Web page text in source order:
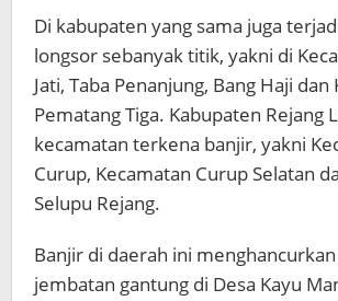
Di kabupaten yang sama juga
longsor sebanyak titik, yakni di
Jati, Taba Penanjung, Bang Haji dan
Pematang Tiga. Kabupaten Rejang
kecamatan terkena banjir, yakni
Curup, Kecamatan Curup Selatan
Selupu Rejang.
Banjir di daerah ini
jembatan gantung di Desa Kayu